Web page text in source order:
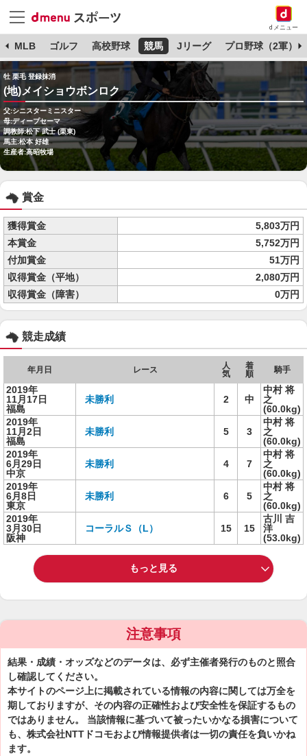
dメニュー
MLB ゴルフ 高校野球 競馬 Jリーグ プロ野球（2軍）
牡 栗毛 登録抹消
(地)メイショウボンロク
父:シニスターミニスター
母:ディープセーマ
調教師:松下 武士 (栗東)
馬主:松本 好雄
生産者:高昭牧場
賞金
獲得賞金
5,803万円
本賞金
5,752万円
付加賞金
51万円
収得賞金（平地）
2,080万円
収得賞金（障害）
0万円
競走成績
年月日 レース
人
気
着
順
騎手
2019年
11月17日
福島
未勝利 2 中
中村 将
之
(60.0kg)
2019年
11月2日
福島
未勝利 5 3
中村 将
之
(60.0kg)
2019年
6月29日
中京
未勝利 4 7
中村 将
之
(60.0kg)
2019年
6月8日
東京
未勝利 6 5
中村 将
之
(60.0kg)
2019年
3月30日
阪神
コーラルＳ（L） 15 15
古川 吉
洋
(53.0kg)
もっと見る
注意事項
結果・成績・オッズなどのデータは、必ず主催者発行のものと照合
し確認してください。
本サイトのページ上に掲載されている情報の内容に関しては万全を
期しておりますが、その内容の正確性および安全性を保証するもの
ではありません。 当該情報に基づいて被ったいかなる損害について
も、株式会社NTTドコモおよび情報提供者は一切の責任を負いかね
ます。